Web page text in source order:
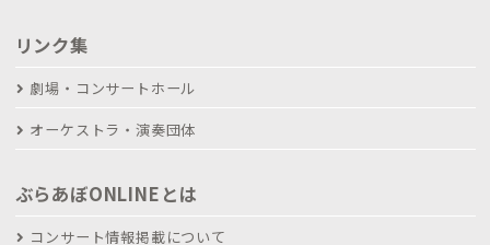
リンク集
劇場・コンサートホール
オーケストラ・演奏団体
ぶらあぼONLINEとは
コンサート情報掲載について